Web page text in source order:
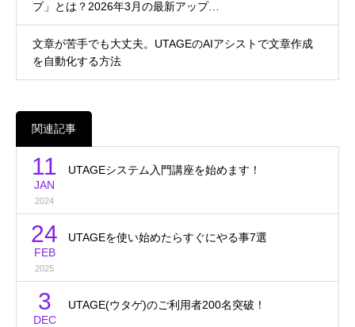
プ」とは？2026年3月の最新アップ…
文章が苦手でも大丈夫。UTAGEのAIアシストで文章作成
を自動化する方法
関連記事
11
JAN
2024
UTAGEシステム入門講座を始めます！
24
FEB
2025
UTAGEを使い始めたらすぐにやる事7選
3
DEC
UTAGE(ウタゲ)のご利用者200名突破！